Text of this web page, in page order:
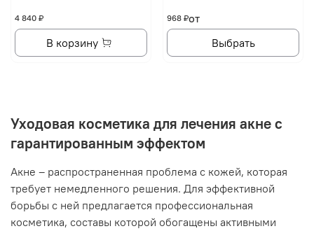
4 840 ₽
В корзину
от
968 ₽
Выбрать
Уходовая косметика для лечения акне с
гарантированным эффектом
Акне – распространенная проблема с кожей, которая
требует немедленного решения. Для эффективной
борьбы с ней предлагается профессиональная
косметика, составы которой обогащены активными